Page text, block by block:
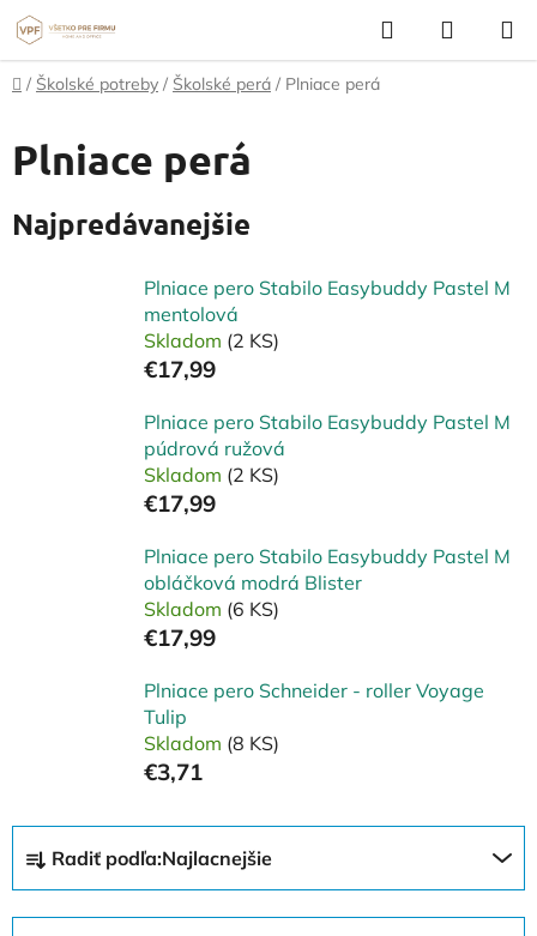
Prejsť
na
obsah
Hľadať
KOŠÍK
Domov
/ Školské potreby / Školské perá / Plniace perá
Plniace perá
Najpredávanejšie
Plniace pero Stabilo Easybuddy Pastel M
mentolová
Skladom (2 KS)
€17,99
Plniace pero Stabilo Easybuddy Pastel M
púdrová ružová
Skladom (2 KS)
€17,99
Plniace pero Stabilo Easybuddy Pastel M
obláčková modrá Blister
Skladom (6 KS)
€17,99
Plniace pero Schneider - roller Voyage
Tulip
Skladom (8 KS)
€3,71
d
Radiť podľa:Najlacnejšie